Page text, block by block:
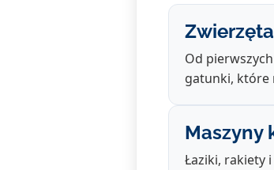
Od
gatunki, które
Maszyny
Łaziki, rakiety